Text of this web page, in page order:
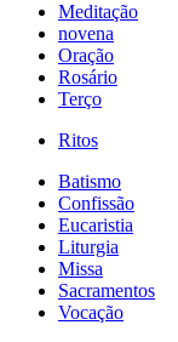
Meditação
novena
Oração
Rosário
Terço
Ritos
Batismo
Confissão
Eucaristia
Liturgia
Missa
Sacramentos
Vocação